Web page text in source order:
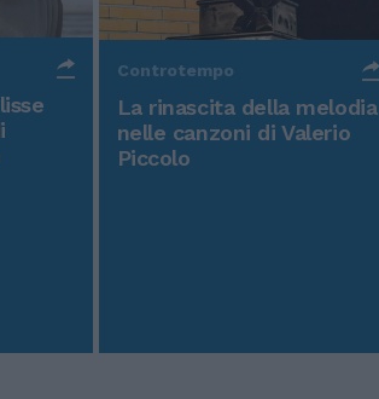
Controtempo
La rinascita della melodia
nelle canzoni di Valerio
Piccolo